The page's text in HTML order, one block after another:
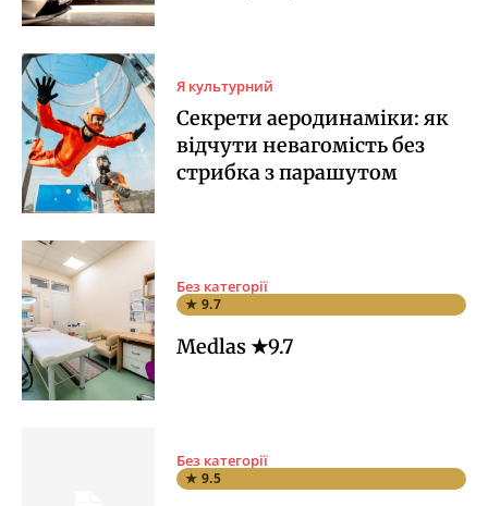
Я культурний
Секрети аеродинаміки: як
відчути невагомість без
стрибка з парашутом
Без категорії
★ 9.7
Medlas ★9.7
Без категорії
★ 9.5